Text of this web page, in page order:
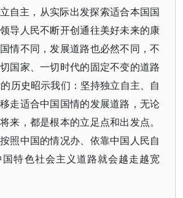
自主，从实际出发探索适合本国国
导人民不断开创通往美好未来的康
情不同，发展道路也必然不同，不
国家、一切时代的固定不变的道路
历史昭示我们：坚持独立自主、自
走适合中国国情的发展道路，无论
来，都是根本的立足点和出发点。
照中国的情况办、依靠中国人民自
特色社会主义道路就会越走越宽